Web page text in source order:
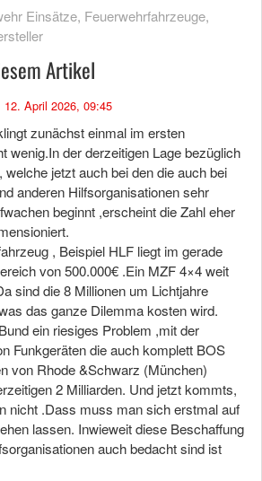
Einsätze, Feuerwehrfahrzeuge,
Artikel
12. April 2026, 09:45
zunächst einmal im ersten
wenig.In der derzeitigen Lage bezüglich
welche jetzt auch bei den die auch bei
anderen Hilfsorganisationen sehr
beginnt ,erscheint die Zahl eher
, Beispiel HLF liegt im gerade
von 500.000€ .Ein MZF 4×4 weit
sind die 8 Millionen um Lichtjahre
das ganze Dilemma kosten wird.
ein riesiges Problem ,mit der
Funkgeräten die auch komplett BOS
von Rhode &Schwarz (München)
2 Milliarden. Und jetzt kommts,
nicht .Dass muss man sich erstmal auf
lassen. Inwieweit diese Beschaffung
auch bedacht sind ist